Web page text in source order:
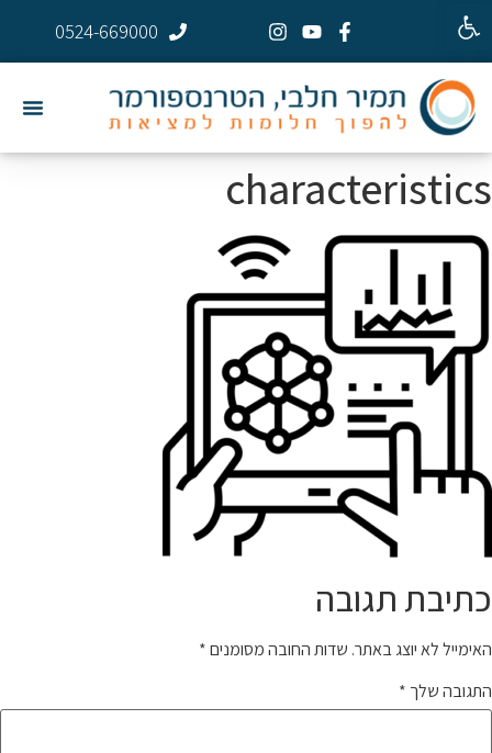
פתח סרגל נגישות
0524-669000
characteristics
כתיבת תגובה
האימייל לא יוצג באתר. שדות החובה מסומנים*
התגובה שלך *